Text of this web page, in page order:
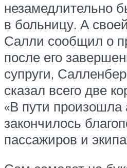
незамедлительно
в больницу. А
Салли сообщил о
после его
супруги,
сказал всего две
«В пути произошла
закончилось
пассажиров и